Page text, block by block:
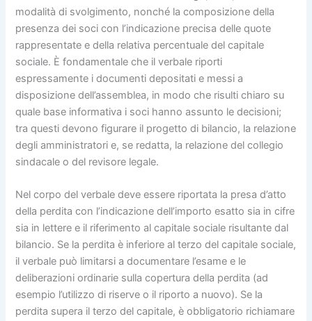
modalità di svolgimento, nonché la composizione della
presenza dei soci con l’indicazione precisa delle quote
rappresentate e della relativa percentuale del capitale
sociale. È fondamentale che il verbale riporti
espressamente i documenti depositati e messi a
disposizione dell’assemblea, in modo che risulti chiaro su
quale base informativa i soci hanno assunto le decisioni;
tra questi devono figurare il progetto di bilancio, la relazione
degli amministratori e, se redatta, la relazione del collegio
sindacale o del revisore legale.
Nel corpo del verbale deve essere riportata la presa d’atto
della perdita con l’indicazione dell’importo esatto sia in cifre
sia in lettere e il riferimento al capitale sociale risultante dal
bilancio. Se la perdita è inferiore al terzo del capitale sociale,
il verbale può limitarsi a documentare l’esame e le
deliberazioni ordinarie sulla copertura della perdita (ad
esempio l’utilizzo di riserve o il riporto a nuovo). Se la
perdita supera il terzo del capitale, è obbligatorio richiamare